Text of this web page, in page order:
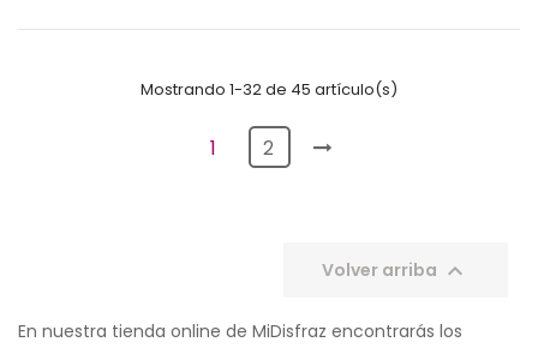
Mostrando 1-32 de 45 artículo(s)
1 2
Volver arriba 
En nuestra tienda online de MiDisfraz encontrarás los